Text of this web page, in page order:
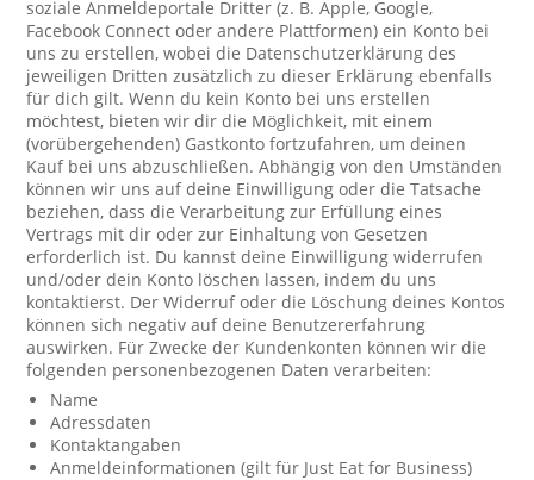
soziale Anmeldeportale Dritter (z. B. Apple, Google,
Facebook Connect oder andere Plattformen) ein Konto bei
uns zu erstellen, wobei die Datenschutzerklärung des
jeweiligen Dritten zusätzlich zu dieser Erklärung ebenfalls
für dich gilt. Wenn du kein Konto bei uns erstellen
möchtest, bieten wir dir die Möglichkeit, mit einem
(vorübergehenden) Gastkonto fortzufahren, um deinen
Kauf bei uns abzuschließen. Abhängig von den Umständen
können wir uns auf deine Einwilligung oder die Tatsache
beziehen, dass die Verarbeitung zur Erfüllung eines
Vertrags mit dir oder zur Einhaltung von Gesetzen
erforderlich ist. Du kannst deine Einwilligung widerrufen
und/oder dein Konto löschen lassen, indem du uns
kontaktierst. Der Widerruf oder die Löschung deines Kontos
können sich negativ auf deine Benutzererfahrung
auswirken. Für Zwecke der Kundenkonten können wir die
folgenden personenbezogenen Daten verarbeiten:
Name
Adressdaten
Kontaktangaben
Anmeldeinformationen (gilt für Just Eat for Business)